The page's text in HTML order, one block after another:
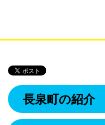
長泉町の紹介